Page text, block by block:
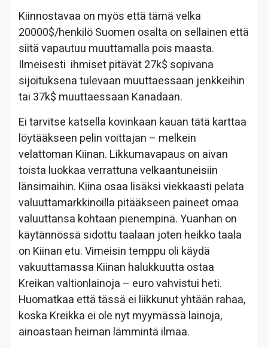
Kiinnostavaa on myös että tämä velka
20000$/henkilö Suomen osalta on sellainen että
siitä vapautuu muuttamalla pois maasta.
Ilmeisesti ihmiset pitävät 27k$ sopivana
sijoituksena tulevaan muuttaessaan jenkkeihin
tai 37k$ muuttaessaan Kanadaan.
Ei tarvitse katsella kovinkaan kauan tätä karttaa
löytääkseen pelin voittajan – melkein
velattoman Kiinan. Likkumavapaus on aivan
toista luokkaa verrattuna velkaantuneisiin
länsimaihin. Kiina osaa lisäksi viekkaasti pelata
valuuttamarkkinoilla pitääkseen paineet omaa
valuuttansa kohtaan pienempinä. Yuanhan on
käytännössä sidottu taalaan joten heikko taala
on Kiinan etu. Vimeisin temppu oli käydä
vakuuttamassa Kiinan halukkuutta ostaa
Kreikan valtionlainoja – euro vahvistui heti.
Huomatkaa että tässä ei liikkunut yhtään rahaa,
koska Kreikka ei ole nyt myymässä lainoja,
ainoastaan heiman lämmintä ilmaa.